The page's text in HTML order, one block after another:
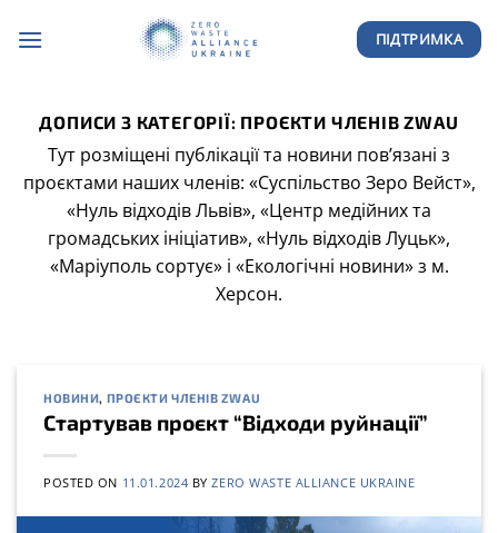
ПІДТРИМКА
ДОПИСИ З КАТЕГОРІЇ: ПРОЄКТИ ЧЛЕНІВ ZWAU
Тут розміщені публікації та новини пов’язані з
проєктами наших членів: «Суспільство Зеро Вейст»,
«Нуль відходів Львів», «Центр медійних та
громадських ініціатив», «Нуль відходів Луцьк»,
«Маріуполь сортує» і «Екологічні новини» з м.
Херсон.
НОВИНИ, ПРОЄКТИ ЧЛЕНІВ ZWAU
Стартував проєкт “Відходи руйнації”
POSTED ON 11.01.2024 BYZERO WASTE ALLIANCE UKRAINE